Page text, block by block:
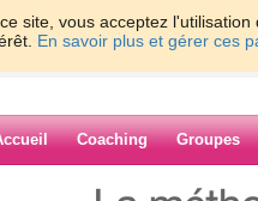
site, vous acceptez
En savoir plus et gérer ces
Coaching Groupes
> > CA BLOG